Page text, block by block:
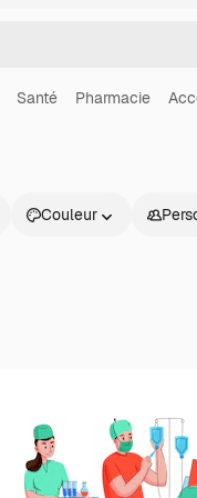
Santé Pharmacie
Couleur
Commencer